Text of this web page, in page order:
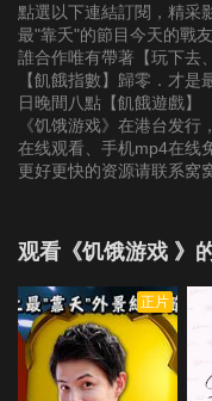
第20191124期
第20191215期
第20200119期
第20200315期
第20200405期
點選以下連結訂閱，精采
最"靠夭"的節目今天的戰
誰合作唯有帶著【玩下去
【飢餓指數】歸零．才
日晚間八點【飢餓遊戲】
《饥饿游戏》在港台发
在线观看、手机mp4在线
更好更快的资源请联系窝
观看《饥饿游戏 》
正片